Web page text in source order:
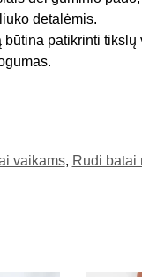
detalėmis.
patikrinti
vaikams, Rudi batai